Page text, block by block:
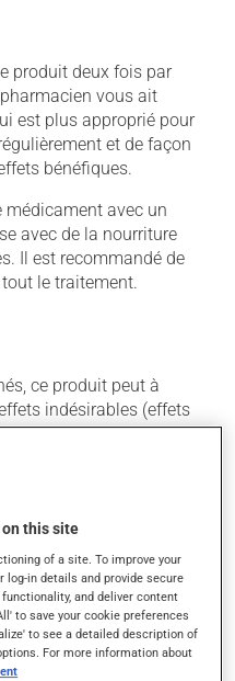
produit deux fois par
vous ait
est plus approprié pour
et de façon
bénéfiques.
médicament avec un
avec de la nourriture
Il est recommandé de
le traitement.
ce produit peut à
indésirables (effets
- pour la prévenir,
de fibres alimentaires.
à un
ce produit est la cause
qu'il soit
en avec votre
ou elle peut vous aider
en est effectivement la
à bien gérer la situation.
this site
of a site. To improve your
log-in details and provide secure
and deliver content
to save your cookie preferences
to see a detailed description of
For more information about